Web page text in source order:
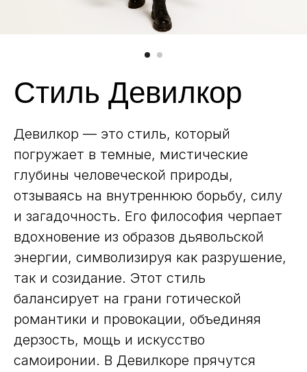
Стиль Девилкор
Девилкор — это стиль, который
погружает в темные, мистические
глубины человеческой природы,
отзываясь на внутреннюю борьбу, силу
и загадочность. Его философия черпает
вдохновение из образов дьявольской
энергии, символизируя как разрушение,
так и созидание. Этот стиль
балансирует на грани готической
романтики и провокации, объединяя
дерзость, мощь и искусство
самоиронии. В Девилкоре прячутся